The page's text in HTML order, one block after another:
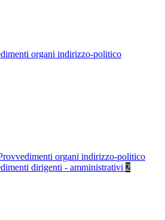
organi indirizzo-politico
organi indirizzo-politico
dirigenti - amministrativi 2